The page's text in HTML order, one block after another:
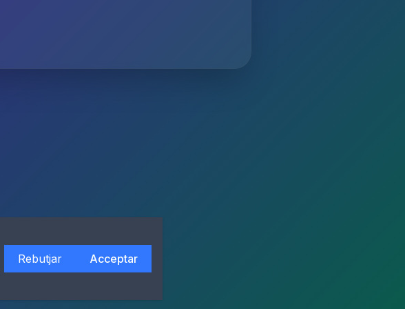
Rebutjar Acceptar